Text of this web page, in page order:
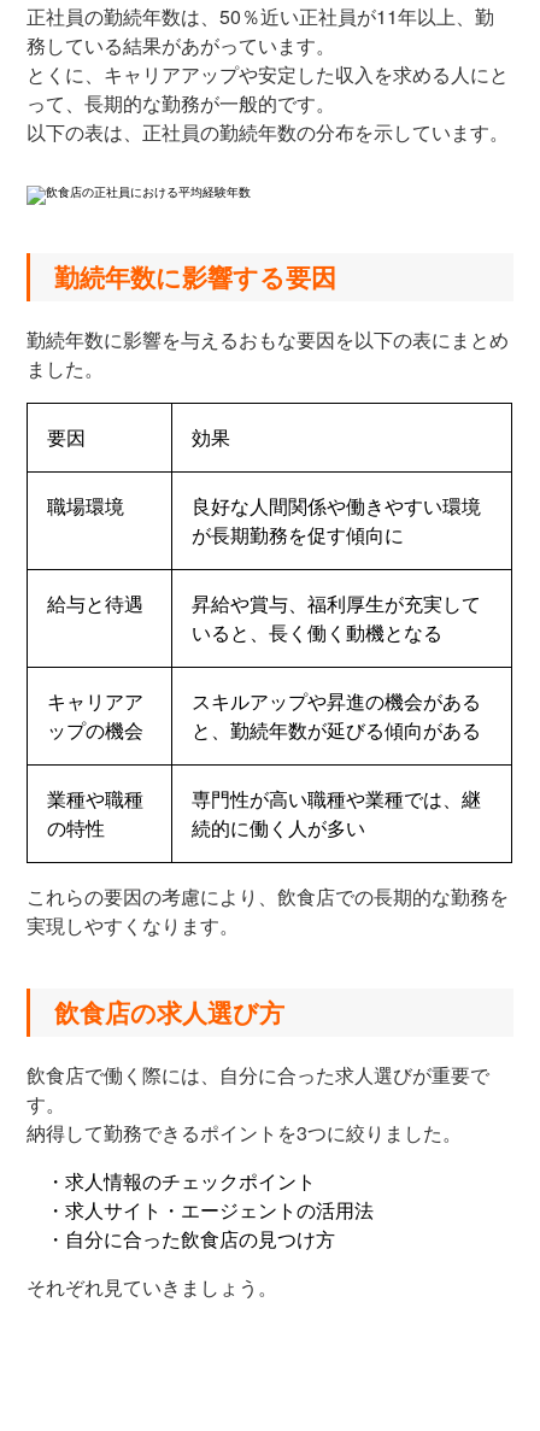
正社員の勤続年数は、50％近い正社員が11年以上、勤
務している結果があがっています。
とくに、キャリアアップや安定した収入を求める人にと
って、長期的な勤務が一般的です。
以下の表は、正社員の勤続年数の分布を示しています。
勤続年数に影響する要因
勤続年数に影響を与えるおもな要因を以下の表にまとめ
ました。
要因 効果
職場環境
良好な人間関係や働きやすい環境
が長期勤務を促す傾向に
給与と待遇
昇給や賞与、福利厚生が充実して
いると、長く働く動機となる
キャリアア
ップの機会
スキルアップや昇進の機会がある
と、勤続年数が延びる傾向がある
業種や職種
の特性
専門性が高い職種や業種では、継
続的に働く人が多い
これらの要因の考慮により、飲食店での長期的な勤務を
実現しやすくなります。
飲食店の求人選び方
飲食店で働く際には、自分に合った求人選びが重要で
す。
納得して勤務できるポイントを3つに絞りました。
・求人情報のチェックポイント
・求人サイト・エージェントの活用法
・自分に合った飲食店の見つけ方
それぞれ見ていきましょう。